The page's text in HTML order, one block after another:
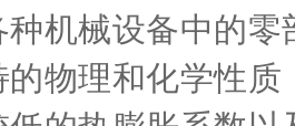
种机械设备中的
物理和化学性